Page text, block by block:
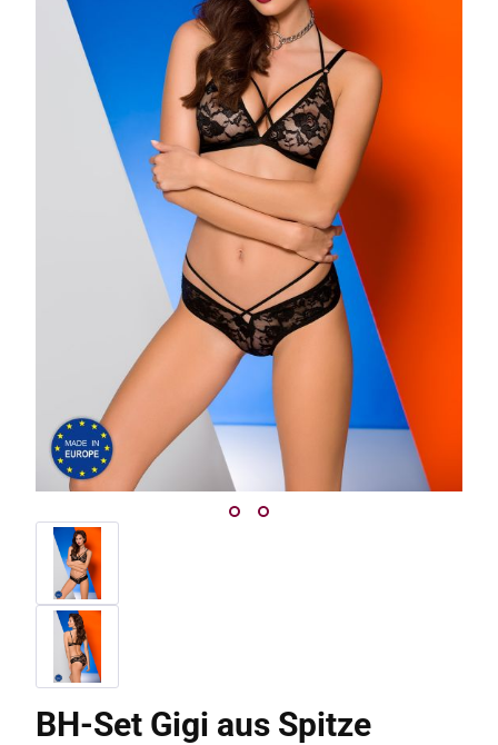
BH-Set Gigi aus Spitze